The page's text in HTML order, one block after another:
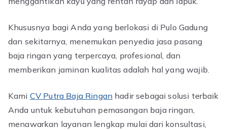
Khususnya bagi Anda yang berlokasi di Pulo Gadung
dan sekitarnya, menemukan penyedia jasa pasang
baja ringan yang terpercaya, profesional, dan
memberikan jaminan kualitas adalah hal yang wajib.
Kami CV Putra Baja Ringan hadir sebagai solusi terbaik
Anda untuk kebutuhan pemasangan baja ringan,
menawarkan layanan lengkap mulai dari konsultasi,